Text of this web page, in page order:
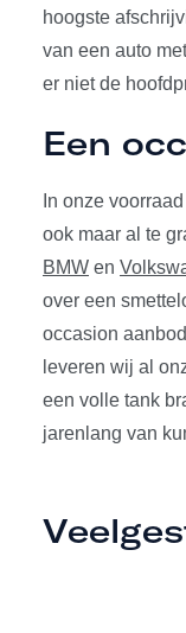
hoogste
van een auto
er niet de
Een
In onze
ook maar al te
BMW en
over een
occasion
leveren wij al
een volle tank
jarenlang van